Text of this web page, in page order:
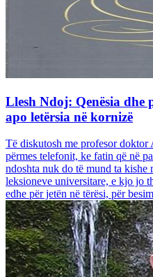
Llesh Ndoj: Qenësia dhe
apo letërsia në kornizë
Të diskutosh me profesor
përmes telefonit, ke fatin që në
ndoshta nuk do të mund ta kishe
leksioneve universitare, e kjo jo
edhe për jetën në tërësi, për